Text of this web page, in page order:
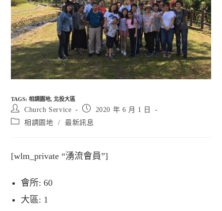
TAGS:相調園地, 北投大區
Post
author:
Church Service
Post
published:
2020 年 6 月 1 日
Post 相調園地 / 最新訊息
[wlm_private “湧流會員”]
會所: 60
大區: 1